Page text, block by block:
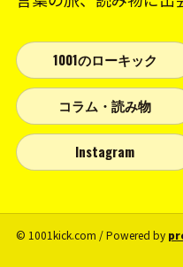
1001のローキック
コラム・読み物
Instagram
© 1001kick.com / Powered by